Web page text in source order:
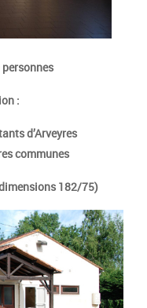
:
d’Arveyres
communes
182/75)